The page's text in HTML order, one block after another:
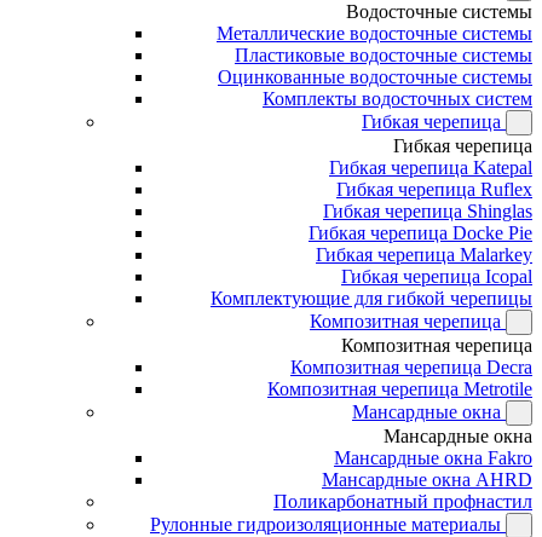
Водосточные системы
Металлические водосточные системы
Пластиковые водосточные системы
Оцинкованные водосточные системы
Комплекты водосточных систем
Гибкая черепица
Гибкая черепица
Гибкая черепица Katepal
Гибкая черепица Ruflex
Гибкая черепица Shinglas
Гибкая черепица Docke Pie
Гибкая черепица Malarkey
Гибкая черепица Icopal
Комплектующие для гибкой черепицы
Композитная черепица
Композитная черепица
Композитная черепица Decra
Композитная черепица Metrotile
Мансардные окна
Мансардные окна
Мансардные окна Fakro
Мансардные окна AHRD
Поликарбонатный профнастил
Рулонные гидроизоляционные материалы